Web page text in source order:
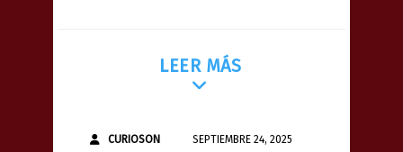
LEER MÁS
CURIOSON
SEPTIEMBRE 24, 2025